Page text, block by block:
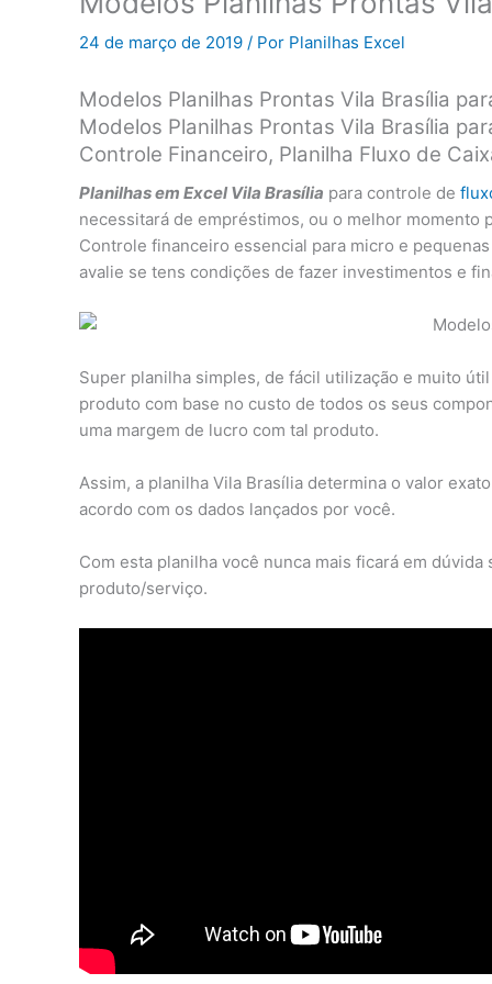
24 de março de 2019 / Por Planilhas Excel
Modelos Planilhas Prontas Vila Brasília
Modelos Planilhas Prontas Vila Brasília
Controle Financeiro, Planilha Fluxo de
Planilhas em Excel Vila Brasília para controle de
necessitará de empréstimos, ou o melhor
Controle financeiro essencial para micro e
avalie se tens condições de fazer investimentos e
Super planilha simples, de fácil utilização e muito
produto com base no custo de todos os seus
uma margem de lucro com tal produto.
Assim, a planilha Vila Brasília determina o valor
acordo com os dados lançados por você.
Com esta planilha você nunca mais ficará em
produto/serviço.